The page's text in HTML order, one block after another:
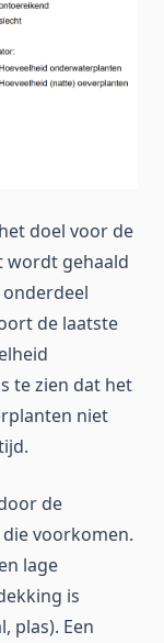
doel voor de
wordt gehaald
de laatste
te zien dat het
niet
de
voorkomen.
lage
is
plas). Een